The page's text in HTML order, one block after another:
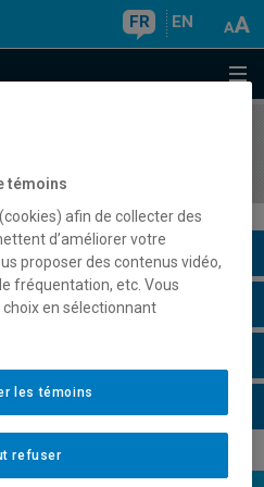
FR EN
témoins
afin de collecter des
d’améliorer votre
proposer des contenus vidéo,
fréquentation, etc. Vous
en sélectionnant
refuser
les témoins